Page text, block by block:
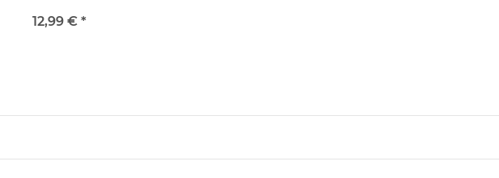
12,99 € *